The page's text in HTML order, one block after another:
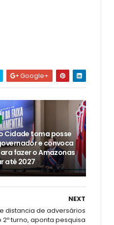
Google+
Cidade toma posse
e convoca
fazer o Amazonas
até 2027
NEXT
distancia de adversários
turno, aponta pesquisa